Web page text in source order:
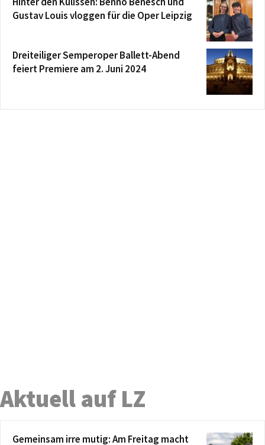
Gustav Louis vloggen für die Oper Leipzig
Dreiteiliger Semperoper Ballett-Abend
feiert Premiere am 2. Juni 2024
Aktuell auf LZ
Gemeinsam irre mutig: Am Freitag macht